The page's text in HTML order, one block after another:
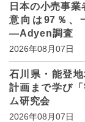
日本の小売事
意向は97％、
―Adyen調査
2026年08月07日
石川県・能登
計画まで学び
ム研究会
2026年08月07日